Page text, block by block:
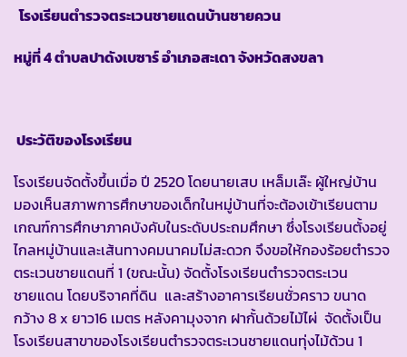
โรงเรียนตำรวจตระเวนชายแดนบ้านชายควน
หมู่ที่ 4 ตำบลปาดังเบซาร์ อำเภอสะเดา จังหวัดสงขลา
ประวัติของโรงเรียน
โรงเรียนจัดตั้งขึ้นเมื่อ ปี 2520 โดยนายเสบ เหล็มเล๊ะ ผู้ใหญ่บ้าน
มองเห็นสภาพการศึกษาของเด็กในหมู่บ้านที่จะต้องเข้าเรียนตาม
เกณฑ์การศึกษาภาคบังคับในระดับประถมศึกษา ซึ่งโรงเรียนตั้งอยู่
ไกลหมู่บ้านและเส้นทางคมนาคมไม่สะดวก จึงขอให้กองร้อยตำรวจ
ตระเวนชายแดนที่ 1 (ขณะนั้น) จัดตั้งโรงเรียนตำรวจตระเวน
ชายแดน โดยบริจาคที่ดิน และสร้างอาคารเรียนชั่วคราว ขนาด
กว้าง 8 x ยาว16 เมตร หลังคามุงจาก ฝากั้นด้วยไม้ไผ่ จัดตั้งเป็น
โรงเรียนสาขาของโรงเรียนตำรวจตระเวนชายแดนทุ่งไม้ด้วน 1